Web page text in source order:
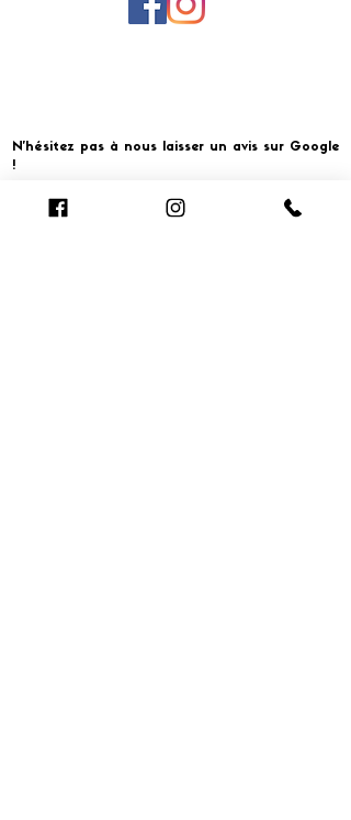
N'hésitez pas à nous laisser un avis sur Google
!